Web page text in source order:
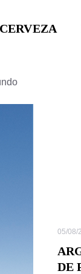
CERVEZA
05/08/
DE